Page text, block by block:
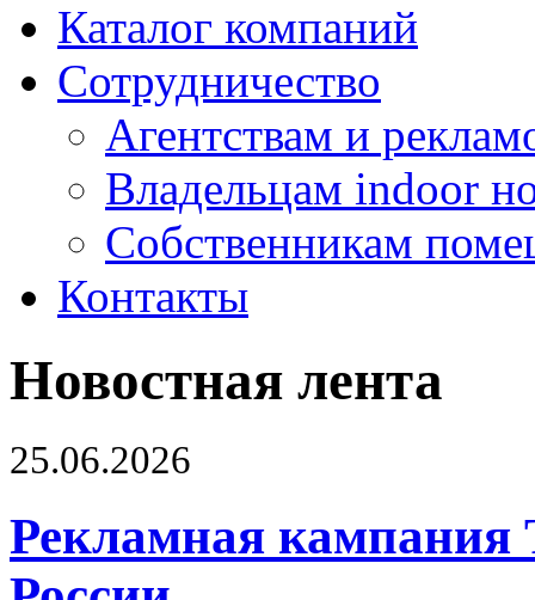
Каталог компаний
Сотрудничество
Агентствам и
Владельцам indoor
Собственникам
Контакты
Новостная лента
25.06.2026
Рекламная кампания